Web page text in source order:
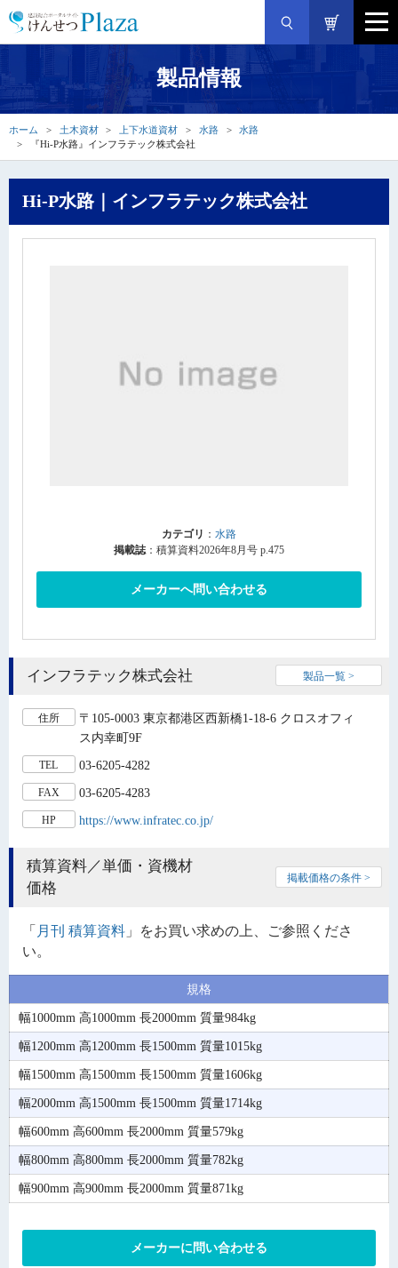
製品情報
ホーム 土木資材 上下水道資材 水路
水路
『Hi-P水路』インフラテック株式会社
Hi-P水路｜インフラテック株式会社
カテゴリ ： 水路
掲載誌 ：積算資料2026年8月号 p.475
メーカーへ問い合わせる
インフラテック株式会社 製品一覧 >
住所
〒105-0003 東京都港区西新橋1-18-6 クロスオフィ
ス内幸町9F
TEL 03-6205-4282
FAX 03-6205-4283
HP https://www.infratec.co.jp/
積算資料／単価・資機材
価格
掲載価格の条件 >
「 月刊 積算資料 」をお買い求めの上、ご参照くださ
い。
規格
幅1000mm 高1000mm 長2000mm 質量984kg
幅1200mm 高1200mm 長1500mm 質量1015kg
幅1500mm 高1500mm 長1500mm 質量1606kg
幅2000mm 高1500mm 長1500mm 質量1714kg
幅600mm 高600mm 長2000mm 質量579kg
幅800mm 高800mm 長2000mm 質量782kg
幅900mm 高900mm 長2000mm 質量871kg
メーカーに問い合わせる